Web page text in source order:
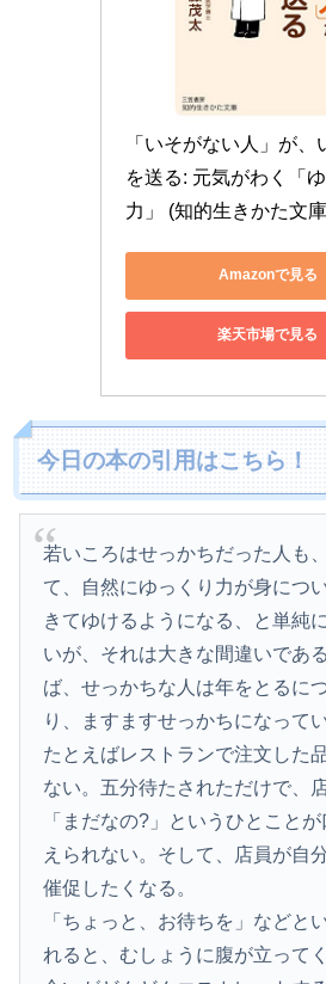
「いそがない人」が、
を送る: 元気がわく「
力」 (知的生きかた文
Amazonで見る
楽天市場で見る
今日の本の引用はこちら！
若いころはせっかちだった人も
て、自然にゆっくり力が身につ
きてゆけるようになる、と単純
いが、それは大きな間違いであ
ば、せっかちな人は年をとるに
り、ますますせっかちになって
たとえばレストランで注文した
ない。五分待たされただけで、
「まだなの?」というひとこと
えられない。そして、店員が自
催促したくなる。
「ちょっと、お待ちを」などと
れると、むしょうに腹が立って